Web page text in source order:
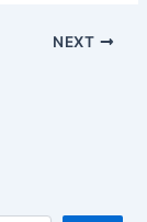
NEXT